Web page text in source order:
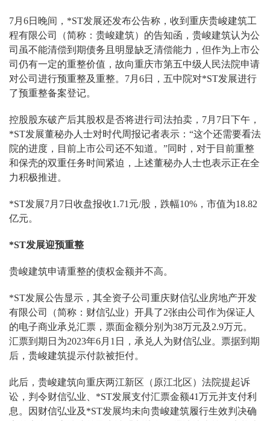
7月6日晚间，*ST发展还发布公告称，收到重庆贵峻建筑工
程有限公司（简称：贵峻建筑）的告知函，贵峻建筑认为公
司虽不能清偿到期债务且明显缺乏清偿能力，但作为上市公
司仍有一定的重整价值，故向重庆市第五中级人民法院申请
对公司进行预重整及重整。7月6日，五中院对*ST发展进行
了预重整备案登记。
控股股东破产后其股权是否将进行司法拍卖，7月7日下午，
*ST发展董秘办人士对时代周报记者表示：“这个还需要看法
院的进度，目前上市公司还不知道。”同时，对于目前重整
和保壳的双重任务时间紧迫，上述董秘办人士也表示正在全
力积极推进。
*ST发展7月7日收盘报收1.71元/股，跌幅10%，市值为18.82
亿元。
*ST发展迎预重整
贵峻建筑申请重整的债权金额并不高。
*ST发展公告显示，其全资子公司重庆财信弘业房地产开发
有限公司（简称：财信弘业）开具了2张由公司作为保证人
的电子商业承兑汇票，票面金额分别为38万元及2.9万元。
汇票到期日为2023年6月1日，承兑人为财信弘业。票据到期
后，贵峻建筑提示付款被拒付。
此后，贵峻建筑向重庆两江新区（原江北区）法院提起诉
讼，判令财信弘业、*ST发展支付汇票金额41万元并支付利
息。因财信弘业及*ST发展均未向贵峻建筑履行生效判决确